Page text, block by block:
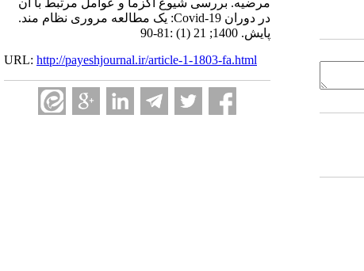
مرضیه. بررسی شیوع اگزما و عوامل مرتبط با آن
در دوران Covid-19: یک مطالعه مروری نظام مند.
پایش. 1400; 21 (1) :81-90
URL: http://payeshjournal.ir/article-1-1803-fa.html